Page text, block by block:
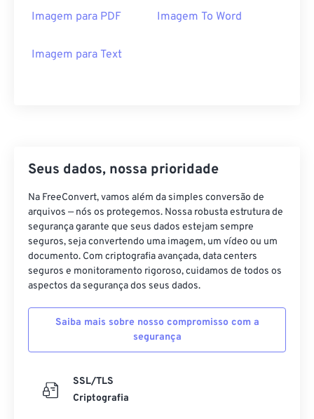
Imagem para PDF Imagem To Word
Imagem para Text
Seus dados, nossa prioridade
Na FreeConvert, vamos além da simples conversão de
arquivos — nós os protegemos. Nossa robusta estrutura de
segurança garante que seus dados estejam sempre
seguros, seja convertendo uma imagem, um vídeo ou um
documento. Com criptografia avançada, data centers
seguros e monitoramento rigoroso, cuidamos de todos os
aspectos da segurança dos seus dados.
Saiba mais sobre nosso compromisso com a
segurança
SSL/TLS
Criptografia